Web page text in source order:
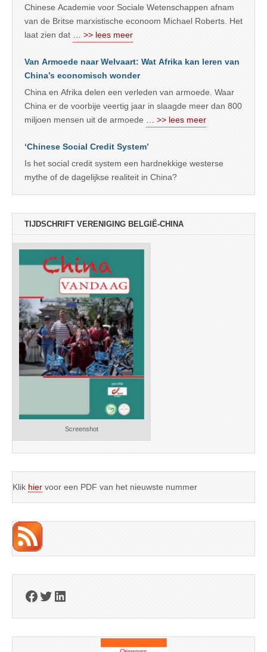
Chinese Academie voor Sociale Wetenschappen afnam
van de Britse marxistische econoom Michael Roberts. Het
laat zien dat
… >> lees meer
Van Armoede naar Welvaart: Wat Afrika kan leren van
China’s economisch wonder
China en Afrika delen een verleden van armoede. Waar
China er de voorbije veertig jaar in slaagde meer dan 800
miljoen mensen uit de armoede
… >> lees meer
‘Chinese Social Credit System’
Is het social credit system een hardnekkige westerse
mythe of de dagelijkse realiteit in China?
TIJDSCHRIFT VERENIGING BELGIË-CHINA
Screenshot
Klik hier voor een PDF van het nieuwste nummer
Facebook
Twitter
LinkedIn